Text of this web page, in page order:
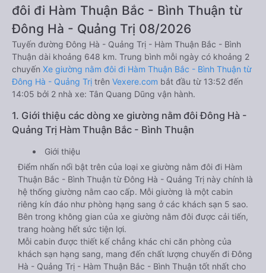
đôi đi Hàm Thuận Bắc - Bình Thuận từ
Đông Hà - Quảng Trị 08/2026
Tuyến đường Đông Hà - Quảng Trị - Hàm Thuận Bắc - Bình
Thuận dài khoảng 648 km. Trung bình mỗi ngày có khoảng 2
chuyến Xe giường nằm đôi đi Hàm Thuận Bắc - Bình Thuận từ
Đông Hà - Quảng Trị trên Vexere.com bắt đầu từ 13:52 đến
14:05 bởi 2 nhà xe: Tân Quang Dũng vận hành.
1. Giới thiệu các dòng xe giường nằm đôi Đông Hà -
Quảng Trị Hàm Thuận Bắc - Bình Thuận
Giới thiệu
Điểm nhấn nổi bật trên của loại xe giường nằm đôi đi Hàm
Thuận Bắc - Bình Thuận từ Đông Hà - Quảng Trị này chính là
hệ thống giường nằm cao cấp. Mỗi giường là một cabin
riêng kín đáo như phòng hạng sang ở các khách sạn 5 sao.
Bên trong không gian của xe giường nằm đôi được cải tiến,
trang hoàng hết sức tiện lợi.
Mỗi cabin được thiết kế chẳng khác chi căn phòng của
khách sạn hạng sang, mang đến chất lượng chuyến đi Đông
Hà - Quảng Trị - Hàm Thuận Bắc - Bình Thuận tốt nhất cho